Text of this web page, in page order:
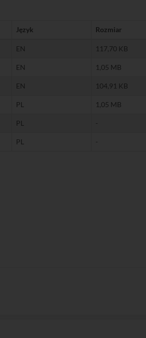
Język Rozmiar
EN 117,70 KB
EN 1,05 MB
EN 104,91 KB
PL 1,05 MB
PL -
PL -